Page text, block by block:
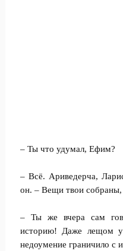
– Ты что удумал, Ефим?
– Всё. Ариведерча,
он. – Вещи твои собраны,
– Ты же вчера сам
историю! Даже лещом
недоумение граничило с